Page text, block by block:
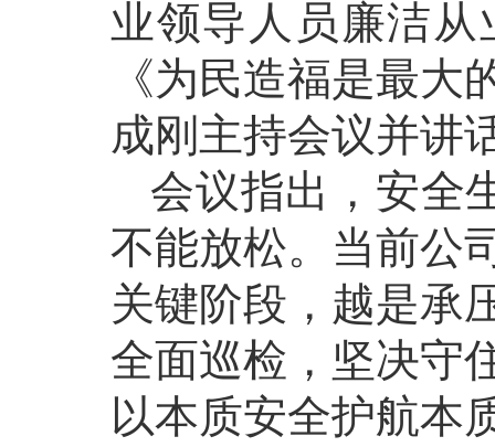
业领导人员廉洁
《为民造福是最
成刚主持会议并讲
会议指出，安全
不能放松。当前公
关键阶段，越是承
全面巡检，坚决守
以本质安全护航本